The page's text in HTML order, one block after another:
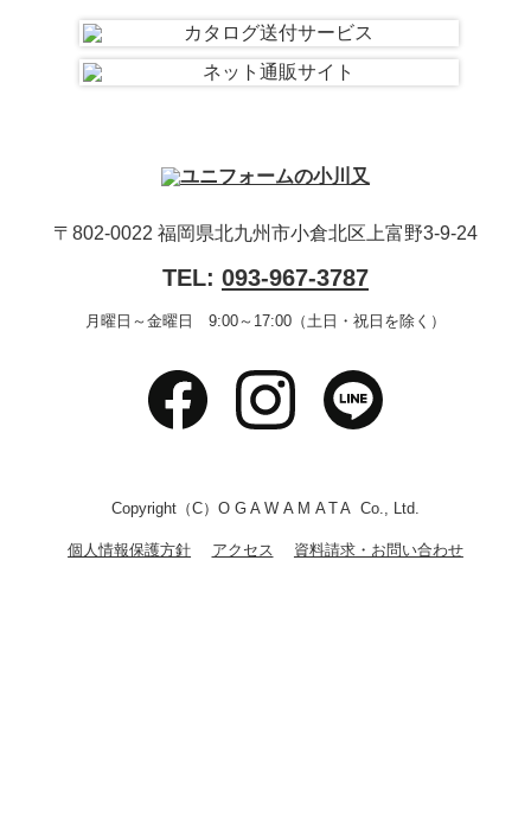
〒802-0022 福岡県北九州市小倉北区上富野3-9-24
TEL: 093-967-3787
月曜日～金曜日 9:00～17:00（土日・祝日を除く）
Copyright（C）OGAWAMATA Co., Ltd.
個人情報保護方針 アクセス 資料請求・お問い合わせ